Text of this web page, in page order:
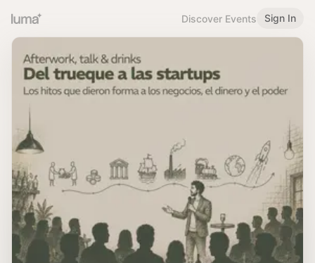
Discover Events Sign In